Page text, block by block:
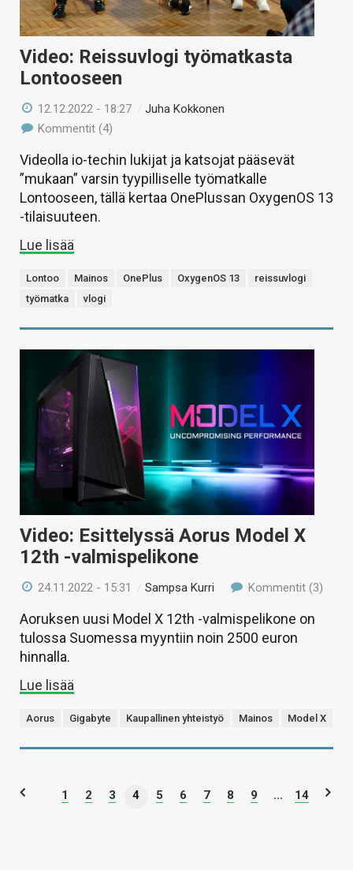
Video: Reissuvlogi työmatkasta
Lontooseen
12.12.2022 - 18:27 /Juha Kokkonen
Kommentit (4)
Videolla io-techin lukijat ja katsojat pääsevät
”mukaan” varsin tyypilliselle työmatkalle
Lontooseen, tällä kertaa OnePlussan OxygenOS 13
-tilaisuuteen.
Lue lisää
Lontoo Mainos OnePlus OxygenOS 13
reissuvlogi
työmatka
vlogi
Video: Esittelyssä Aorus Model X
12th -valmispelikone
24.11.2022 - 15:31 /Sampsa Kurri Kommentit (3)
Aoruksen uusi Model X 12th -valmispelikone on
tulossa Suomessa myyntiin noin 2500 euron
hinnalla.
Lue lisää
Aorus Gigabyte Kaupallinen yhteistyö Mainos Model X
1 2 3 4 5 6 7 8 9 ... 14